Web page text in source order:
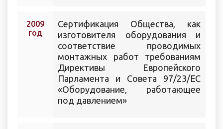
2009
год
Cертификация Общества, как
изготовителя оборудования и
соответствие проводимых
монтажных работ требованиям
Директивы Европейского
Парламента и Совета 97/23/ЕС
«Оборудование, работающее
под давлением»